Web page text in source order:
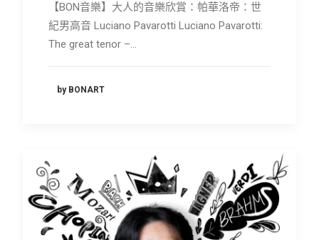
【BON音樂】大人的音樂欣賞：帕華洛帝：世
紀男高音 Luciano Pavarotti Luciano Pavarotti:
The great tenor –…
by BONART